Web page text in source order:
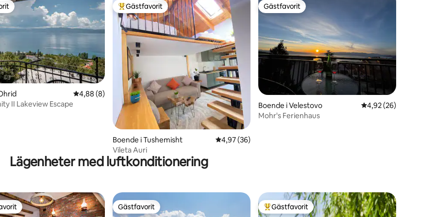
betyg, 93 omdömen
4,88 av 5 i genomsnittligt betyg, 8 omdömen
4,88 (8)
II Lakeview Escape
Populär gästfavorit
Gästfavorit
Boende i Tushemisht 4,97 av 5 i genomsnittligt betyg, 36 omdömen
4,97 (36)
Vileta Auri
Gästfavorit
Gästfavorit
Boende i Velestovo 4,92 av 5 i
4,92 (26)
Mohr's Ferienhaus
Lägenheter med luftkonditionering
Gästfavorit
Gästfavorit Populär gästfavorit
Gästfavorit